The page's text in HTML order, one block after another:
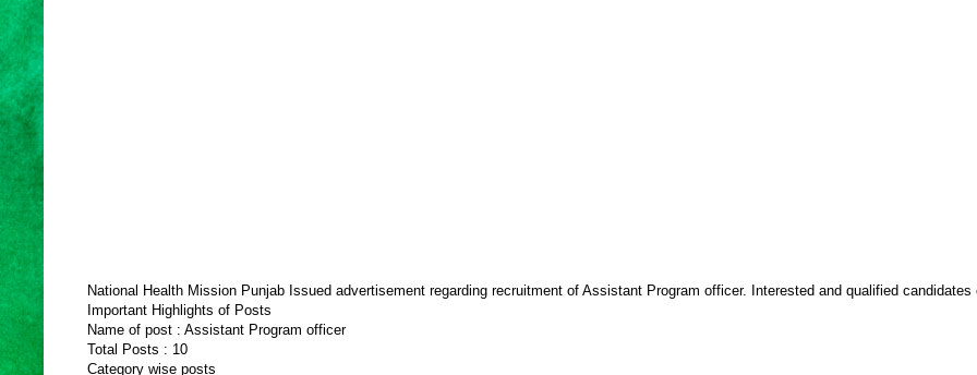
National Health Mission Punjab Issued advertisement regarding recruitment of Assistant Program officer. Interested and qualified
Important Highlights of Posts
Name of post : Assistant Program officer
Total Posts : 10
Category wise posts